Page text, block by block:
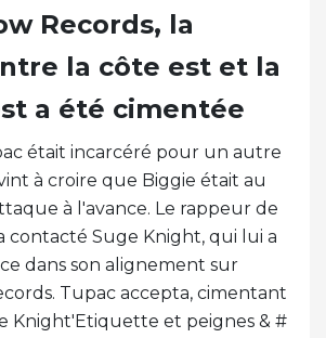
Records, la
la côte est et la
a été cimentée
était incarcéré pour un autre
à croire que Biggie était au
à l'avance. Le rappeur de
contacté Suge Knight, qui lui a
dans son alignement sur
Tupac accepta, cimentant
Knight'Etiquette et peignes & #